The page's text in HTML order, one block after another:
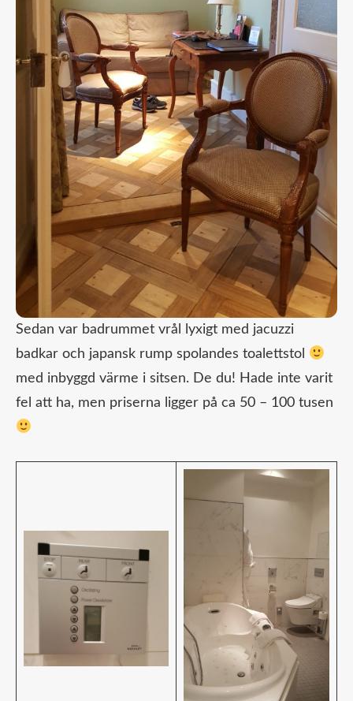
Sedan var badrummet vrål lyxigt med jacuzzi
badkar och japansk rump spolandes toalettstol
med inbyggd värme i sitsen. De du! Hade inte varit
fel att ha, men priserna ligger på ca 50 – 100 tusen